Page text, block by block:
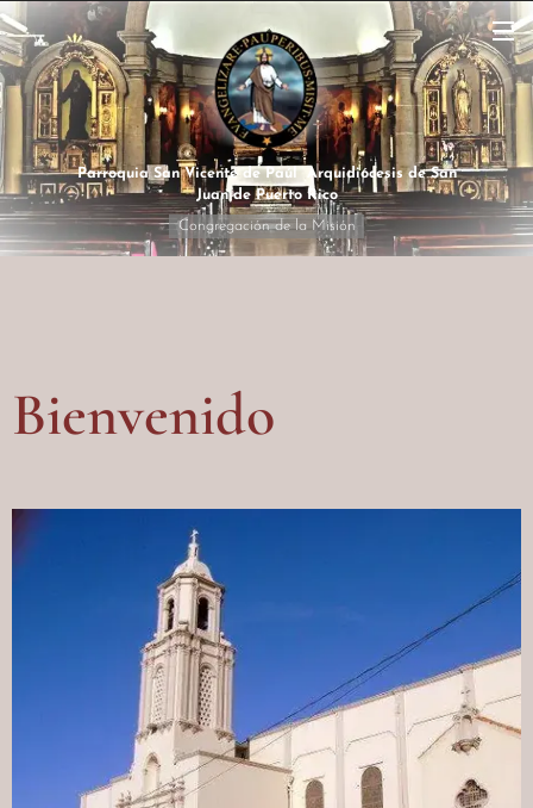
Parroquia San Vicente de Paúl Arquidiócesis de San
Juan de Puerto Rico
Congregación de la Misión
Bienvenido